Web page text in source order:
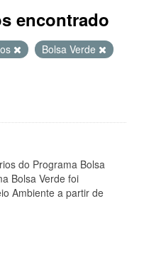
encontrado
Bolsa Verde
do Programa Bolsa
Bolsa Verde foi
Ambiente a partir de